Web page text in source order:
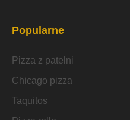
Popularne
Pizza z patelni
Chicago pizza
Taquitos